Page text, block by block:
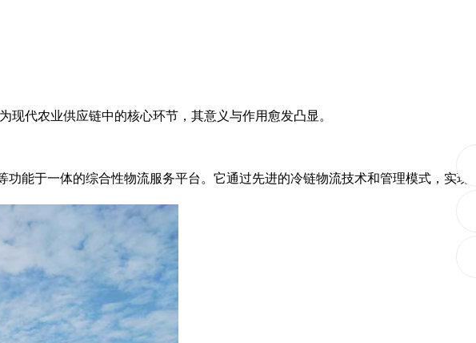
代农业供应链中的核心环节，其意义与作用愈发凸显。
于一体的综合性物流服务平台。它通过先进的冷链物流技术和管理模式，实现